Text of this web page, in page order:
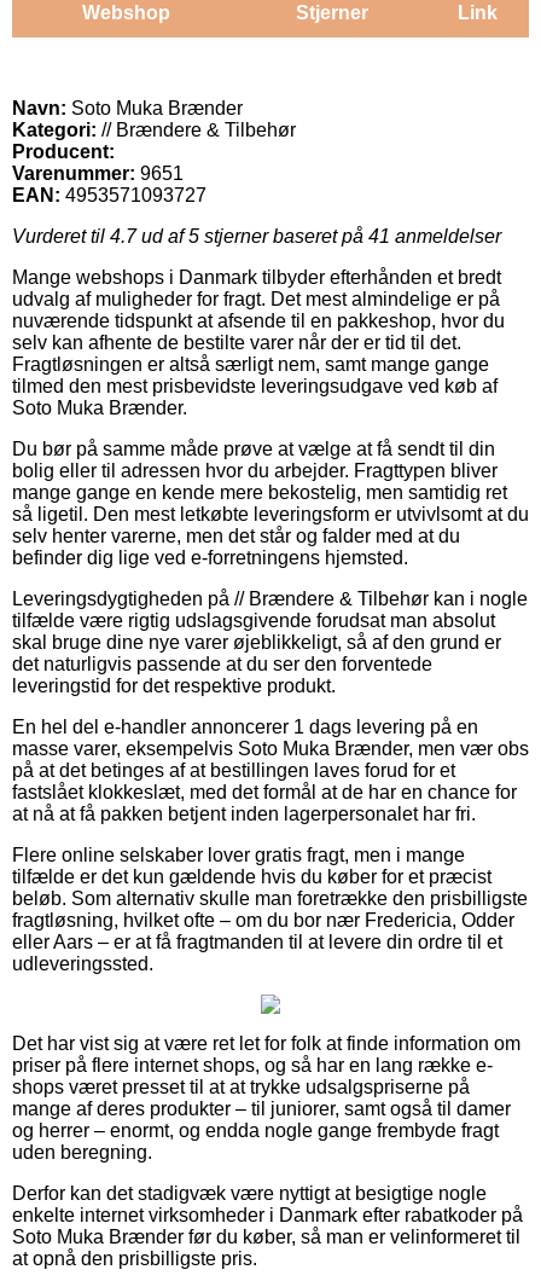
Webshop Stjerner Link
Navn: Soto Muka Brænder
Kategori: // Brændere & Tilbehør
Producent:
Varenummer: 9651
EAN: 4953571093727
Vurderet til 4.7ud af 5 stjerner baseret på 41 anmeldelser
Mange webshops i Danmark tilbyder efterhånden et bredt
udvalg af muligheder for fragt. Det mest almindelige er på
nuværende tidspunkt at afsende til en pakkeshop, hvor du
selv kan afhente de bestilte varer når der er tid til det.
Fragtløsningen er altså særligt nem, samt mange gange
tilmed den mest prisbevidste leveringsudgave ved køb af
Soto Muka Brænder.
Du bør på samme måde prøve at vælge at få sendt til din
bolig eller til adressen hvor du arbejder. Fragttypen bliver
mange gange en kende mere bekostelig, men samtidig ret
så ligetil. Den mest letkøbte leveringsform er utvivlsomt at du
selv henter varerne, men det står og falder med at du
befinder dig lige ved e-forretningens hjemsted.
Leveringsdygtigheden på // Brændere & Tilbehør kan i nogle
tilfælde være rigtig udslagsgivende forudsat man absolut
skal bruge dine nye varer øjeblikkeligt, så af den grund er
det naturligvis passende at du ser den forventede
leveringstid for det respektive produkt.
En hel del e-handler annoncerer 1 dags levering på en
masse varer, eksempelvis Soto Muka Brænder, men vær obs
på at det betinges af at bestillingen laves forud for et
fastslået klokkeslæt, med det formål at de har en chance for
at nå at få pakken betjent inden lagerpersonalet har fri.
Flere online selskaber lover gratis fragt, men i mange
tilfælde er det kun gældende hvis du køber for et præcist
beløb. Som alternativ skulle man foretrække den prisbilligste
fragtløsning, hvilket ofte – om du bor nær Fredericia, Odder
eller Aars – er at få fragtmanden til at levere din ordre til et
udleveringssted.
Det har vist sig at være ret let for folk at finde information om
priser på flere internet shops, og så har en lang række e-
shops været presset til at at trykke udsalgspriserne på
mange af deres produkter – til juniorer, samt også til damer
og herrer – enormt, og endda nogle gange frembyde fragt
uden beregning.
Derfor kan det stadigvæk være nyttigt at besigtige nogle
enkelte internet virksomheder i Danmark efter rabatkoder på
Soto Muka Brænder før du køber, så man er velinformeret til
at opnå den prisbilligste pris.